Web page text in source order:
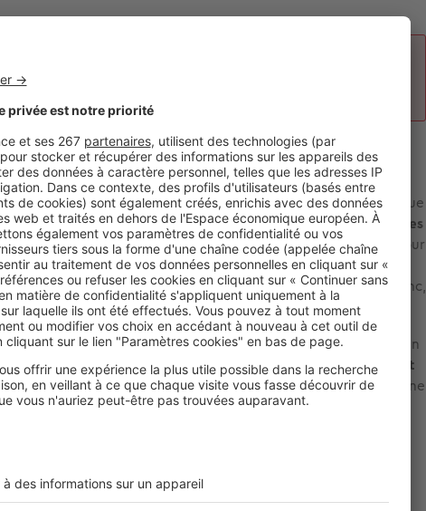
aux jeux d’argent !
à la consommation est à proscrire, les comportements à risque
des jeux d’argent. Paris sportifs, poker en ligne, casino
… Les
sont pas particulièrement friands de ces jeux d’argent.Et pour
placer dans une situation financière délicate et multiplier les
de votre emprunt immobilier. Une bonne raison, donc,
scrutera attentivement vos différents placements. Or, en
compte dans l’épargne mobilisable,les cryptomonnaies sont
des produits risqués, et même parfois comme un jeu. Une
de placements a donc moins de chance d’obtenir un prêt
sur une assurance-vie ou un investissement dans la pierre.
!